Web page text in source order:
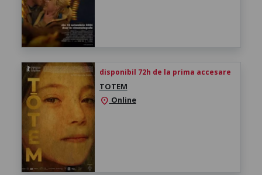
disponibil 72h de la prima accesare
TOTEM
location_on Online